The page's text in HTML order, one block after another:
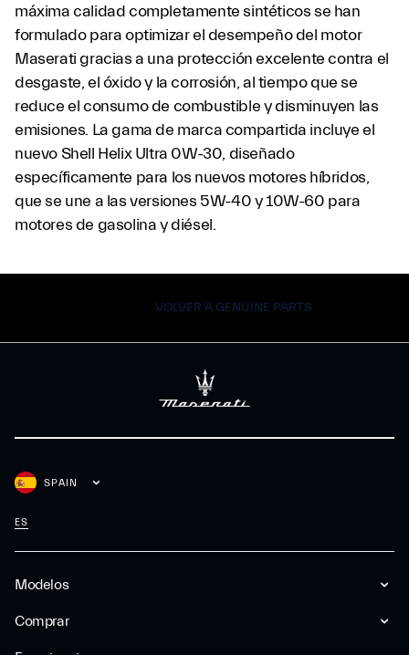
máxima calidad completamente sintéticos se han
formulado para optimizar el desempeño del motor
Maserati gracias a una protección excelente contra el
desgaste, el óxido y la corrosión, al tiempo que se
reduce el consumo de combustible y disminuyen las
emisiones. La gama de marca compartida incluye el
nuevo Shell Helix Ultra 0W-30, diseñado
específicamente para los nuevos motores híbridos,
que se une a las versiones 5W-40 y 10W-60 para
motores de gasolina y diésel.
VOLVER A GENUINE PARTS
Modelos
Comprar
SPAIN
ES